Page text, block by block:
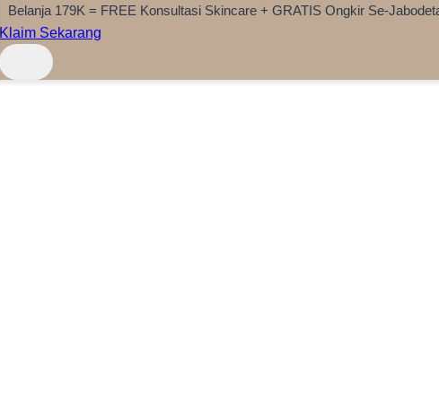
Belanja 179K = FREE Konsultasi Skincare + GRATIS Ongkir Se-
Klaim Sekarang